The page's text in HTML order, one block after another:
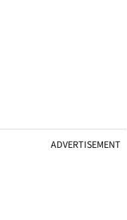
ADVERTISEMENT